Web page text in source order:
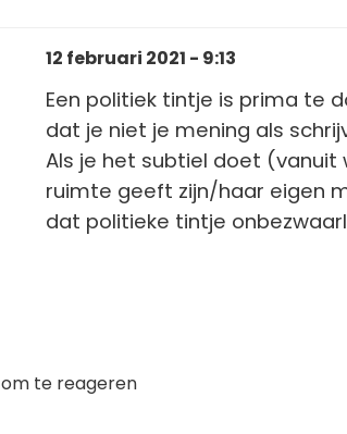
12 februari 2021 - 9:13
Een politiek tintje is prima te
dat je niet je mening als
Als je het subtiel doet (vanuit
ruimte geeft zijn/haar eigen
dat politieke tintje
om te reageren